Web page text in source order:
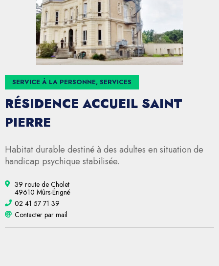
SERVICE À LA PERSONNE, SERVICES
RÉSIDENCE ACCUEIL SAINT
PIERRE
Habitat durable destiné à des adultes en situation de
handicap psychique stabilisée.
39 route de Cholet
49610 Mûrs-Érigné
02 41 57 71 39
Contacter par mail